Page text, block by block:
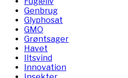
Genbrug
Glyphosat
GMO
Grøntsager
Havet
Iltsvind
Innovation